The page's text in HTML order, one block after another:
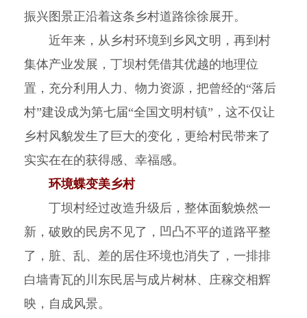
振兴图景正沿着这条乡村道路徐徐展开。
近年来，从乡村环境到乡风文明，再到村
集体产业发展，丁坝村凭借其优越的地理位
置，充分利用人力、物力资源，把曾经的“落后
村”建设成为第七届“全国文明村镇”，这不仅让
乡村风貌发生了巨大的变化，更给村民带来了
实实在在的获得感、幸福感。
环境蝶变美乡村
丁坝村经过改造升级后，整体面貌焕然一
新，破败的民房不见了，凹凸不平的道路平整
了，脏、乱、差的居住环境也消失了，一排排
白墙青瓦的川东民居与成片树林、庄稼交相辉
映，自成风景。